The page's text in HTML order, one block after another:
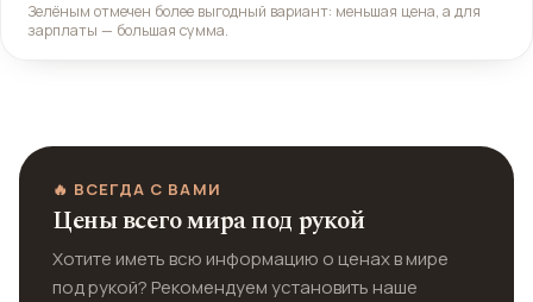
Зелёным отмечен более выгодный вариант: меньшая цена, а для
зарплаты — большая сумма.
🔥 ВСЕГДА С ВАМИ
Цены всего мира под рукой
Хотите иметь всю информацию о ценах в мире
под рукой? Рекомендуем установить наше